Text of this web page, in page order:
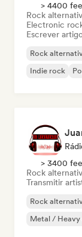
> 4400
Rock
Electronic
Escrever
Rock
Indie rock
> 3400
Rock
Transmitir
Rock
Metal / Heavy